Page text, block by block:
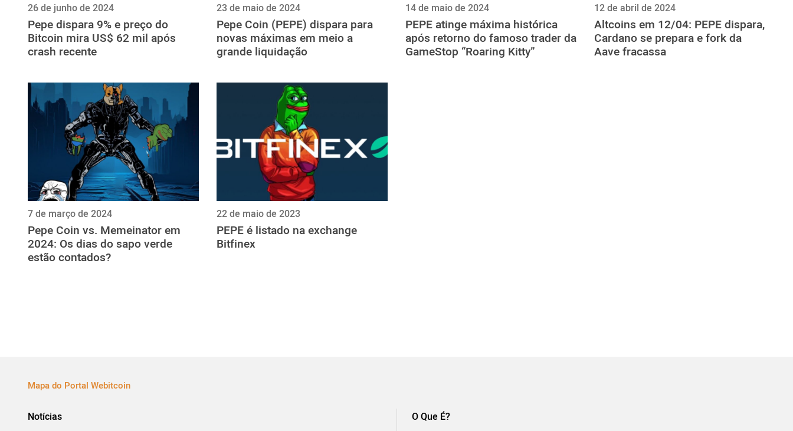
26 de junho de 2024
Pepe dispara 9% e preço do
Bitcoin mira US$ 62 mil após
crash recente
23 de maio de 2024
Pepe Coin (PEPE) dispara para
novas máximas em meio a
grande liquidação
14 de maio de 2024
PEPE atinge máxima histórica
após retorno do famoso trader da
GameStop “Roaring Kitty”
12 de abril de 2024
Altcoins em 12/04: PEPE dispara,
Cardano se prepara e fork da
Aave fracassa
7 de março de 2024
Pepe Coin vs. Memeinator em
2024: Os dias do sapo verde
estão contados?
22 de maio de 2023
PEPE é listado na exchange
Bitfinex
Mapa do Portal Webitcoin
Notícias O Que É?